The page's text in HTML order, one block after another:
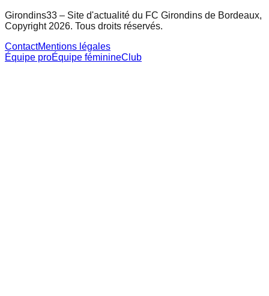
Girondins33 – Site d'actualité du FC Girondins de Bordeaux,
Copyright 2026. Tous droits réservés.
ContactMentions légales
Équipe proÉquipe féminineClub